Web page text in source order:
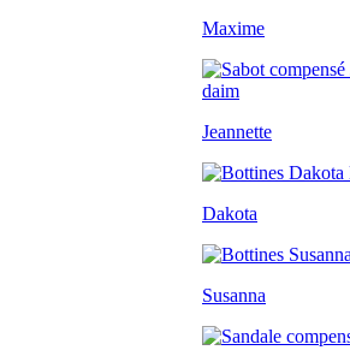
Maxime
Jeannette
Dakota
Susanna